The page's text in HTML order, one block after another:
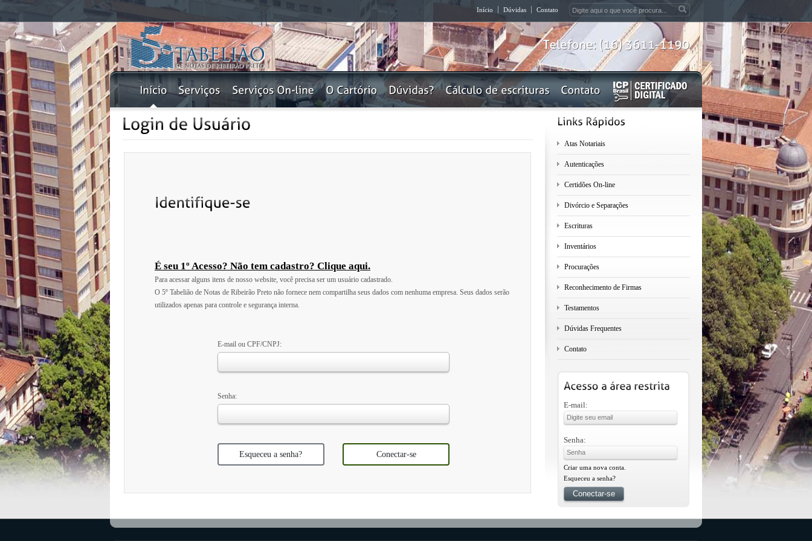
Início Dúvidas Contato
É seu 1º Acesso? Não tem cadastro? Clique aqui.
Para acessar alguns itens de nosso website, você precisa ser um usuário cadastrado.
O 5º Tabelião de Notas de Ribeirão Preto não fornece nem compartilha seus dados com nenhuma empresa. Seus dados serão
utilizados apenas para controle e segurança interna.
E-mail ou CPF/CNPJ:
Senha:
Esqueceu a senha? Conectar-se
Atas Notariais
Autenticações
Certidões On-line
Divórcio e Separações
Escrituras
Inventários
Procurações
Reconhecimento de Firmas
Testamentos
Dúvidas Frequentes
Contato
E-mail:
Senha:
Criar uma nova conta.
Esqueceu a senha?